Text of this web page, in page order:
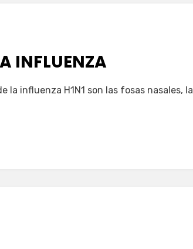
INFLUENZA
la influenza H1N1 son las fosas nasales, la